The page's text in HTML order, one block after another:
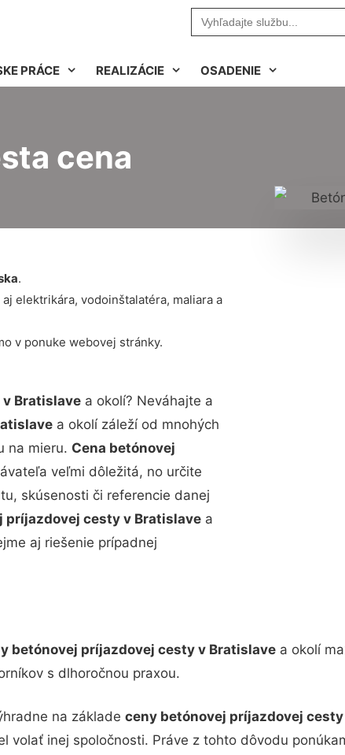
Search
for:
PRÁCE REALIZÁCIE OSADENIE
cena
.
elektrikára, vodoinštalatéra, maliara a
v ponuke webovej stránky.
Bratislave a okolí? Neváhajte a
a okolí záleží od mnohých
na mieru. Cena betónovej
veľmi dôležitá, no určite
skúsenosti či referencie danej
príjazdovej cesty v Bratislave a
aj riešenie prípadnej
betónovej príjazdovej cesty v Bratislave a okolí
s dlhoročnou praxou.
na základe ceny betónovej príjazdovej
volať inej spoločnosti. Práve z tohto dôvodu